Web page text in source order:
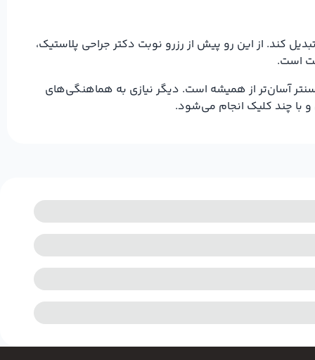
کند. از این رو پیش از رزرو نوبت دکتر جراحی پلاستیک،
است.
آسان‌تر از همیشه است. دیگر نیازی به هماهنگی‌های
با چند کلیک انجام می‌شود.